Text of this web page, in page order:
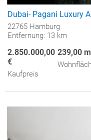
Dubai- Pagani Luxury
22765 Hamburg
Entfernung: 13 km
2.850.000,00
€
Kaufpreis
239,00